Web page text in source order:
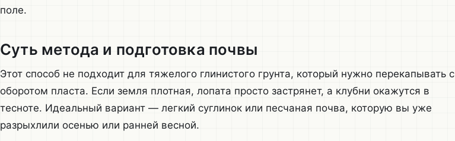
поле.
Суть метода и подготовка почвы
Этот способ не подходит для тяжелого глинистого грунта, который нужно перекапывать с
оборотом пласта. Если земля плотная, лопата просто застрянет, а клубни окажутся в
тесноте. Идеальный вариант — легкий суглинок или песчаная почва, которую вы уже
разрыхлили осенью или ранней весной.